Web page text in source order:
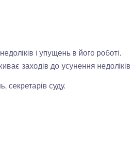
і упущень в його роботі.
заходів до усунення
секретарів суду.